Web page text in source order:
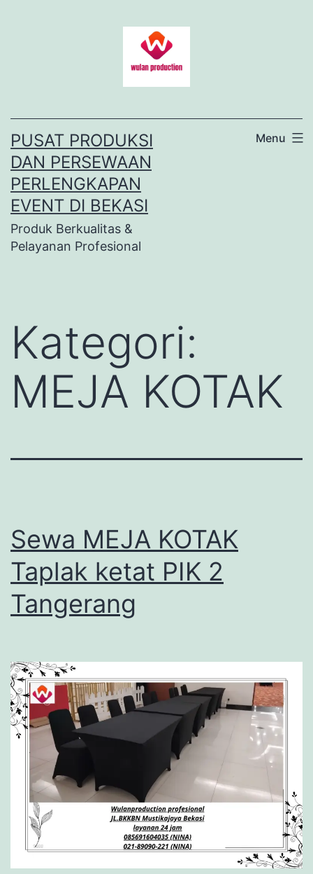
PUSAT PRODUKSI
DAN PERSEWAAN
PERLENGKAPAN
EVENT DI BEKASI
Produk Berkualitas &
Pelayanan Profesional
Menu
Kategori:
MEJA KOTAK
Sewa MEJA KOTAK
Taplak ketat PIK 2
Tangerang